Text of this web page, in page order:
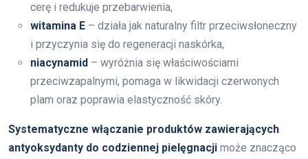
cerę i redukuje przebarwienia,
witamina E – działa jak naturalny filtr przeciwsłoneczny
i przyczynia się do regeneracji naskórka,
niacynamid – wyróżnia się właściwościami
przeciwzapalnymi, pomaga w likwidacji czerwonych
plam oraz poprawia elastyczność skóry.
Systematyczne włączanie produktów zawierających
antyoksydanty do codziennej pielęgnacji może znacząco